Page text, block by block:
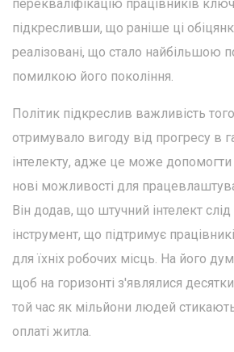
перекваліфікацію працівників
підкресливши, що раніше ці
реалізовані, що стало найбільшою
помилкою його покоління.
Політик підкреслив важливість
отримувало вигоду від прогресу в
інтелекту, адже це може
нові можливості для
Він додав, що штучний інтелект
інструмент, що підтримує
для їхніх робочих місць. На його
щоб на горизонті з'являлися
той час як мільйони людей
оплаті житла.